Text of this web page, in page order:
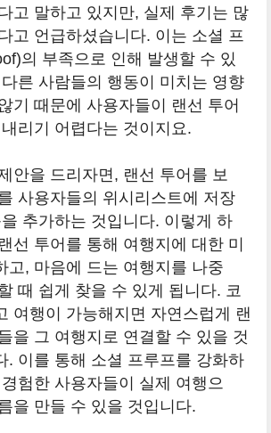
고 말하고 있지만, 실제 후기는 많
고 언급하셨습니다. 이는 소셜 프
의 부족으로 인해 발생할 수 있
른 사람들의 행동이 미치는 영향
기 때문에 사용자들이 랜선 투어
리기 어렵다는 것이지요.
안을 드리자면, 랜선 투어를 보
사용자들의 위시리스트에 저장
추가하는 것입니다. 이렇게 하
선 투어를 통해 여행지에 대한 미
고, 마음에 드는 여행지를 나중
때 쉽게 찾을 수 있게 됩니다. 코
여행이 가능해지면 자연스럽게 랜
을 그 여행지로 연결할 수 있을 것
. 이를 통해 소셜 프루프를 강화하
험한 사용자들이 실제 여행으
을 만들 수 있을 것입니다.